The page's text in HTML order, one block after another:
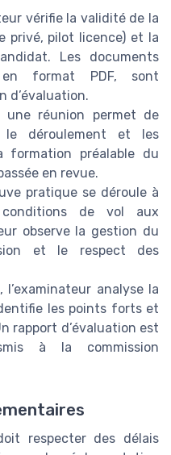
vérifie la validité de la
privé, pilot licence) et la
Les documents
en format PDF, sont
d’évaluation.
réunion permet de
le déroulement et les
formation préalable du
en revue.
pratique se déroule à
de vol aux
observe la gestion du
et le respect des
l’examinateur analyse la
les points forts et
rapport d’évaluation est
à la commission
respecter des délais